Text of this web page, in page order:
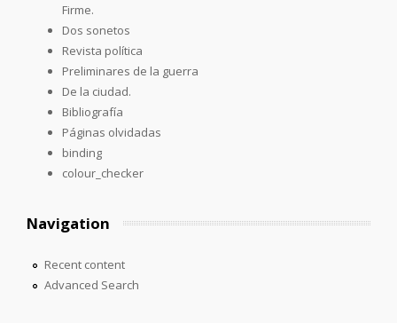
Firme.
Dos sonetos
Revista política
Preliminares de la guerra
De la ciudad.
Bibliografía
Páginas olvidadas
binding
colour_checker
Navigation
Recent content
Advanced Search